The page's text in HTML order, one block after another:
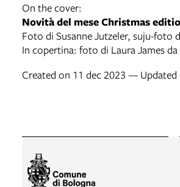
On the cover:
Novità del mese Christmas
Foto di Susanne Jutzeler, suju-foto
In copertina: foto di Laura James da
Created on 11 dec 2023 —